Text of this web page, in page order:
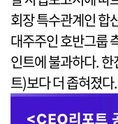
회장 특수관계인 합
대주주인 호반그룹
인트에 불과하다.
트)보다 더 좁혀졌다.